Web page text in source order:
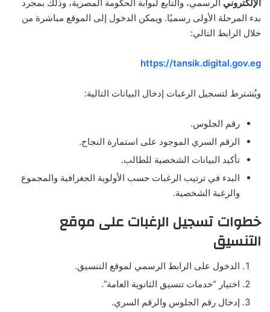
الإلكتروني الرسمي، والتابع لبوابة الحكومة المصرية، وذلك بمجرد
بدء المرحلة الأولى رسميًا. ويمكن الدخول إلى الموقع مباشرة من
خلال الرابط التالي:
https://tansik.digital.gov.eg
ويُشترط لتسجيل الرغبات إدخال البيانات التالية:
رقم الجلوس.
الرقم السري الموجود على استمارة النجاح.
تأكيد البيانات الشخصية للطالب.
البدء في ترتيب الرغبات حسب الأولوية الجغرافية والمجموع
والرغبة الشخصية.
خطوات تسجيل الرغبات على موقع
التنسيق
الدخول على الرابط الرسمي لموقع التنسيق.
اختيار “خدمات تنسيق الثانوية العامة”.
إدخال رقم الجلوس والرقم السري.